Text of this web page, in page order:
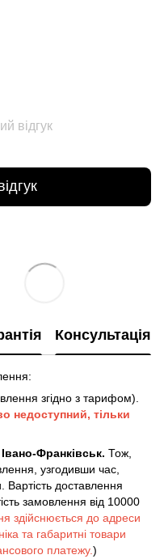
відгук
Консультація
згідно з тарифом).
недоступний, тільки
Франківськ. Тож,
узгодивши час,
Вартість доставлення
замовлення від 10000
здійснюється до адреси
та габаритні товари
платежу.)